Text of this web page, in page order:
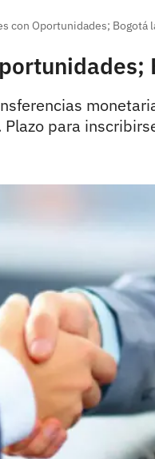
con Oportunidades; Bogotá
para